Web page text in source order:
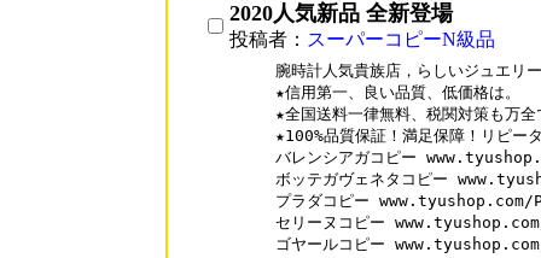
2020人気新品 全新登場
投稿者： スーパーコピーN級品
腕時計人気貴族店，らしいジュエリー
★信用第一、良い品質、低価格は。
★全国送料一律無料、税関対策も万全
★100%品質保証！満足保障！リピー
バレンシアガコピー
ボッテガヴェネタコピー
プラダコピー www.tyushop.com/
セリーヌコピー
ゴヤールコピー